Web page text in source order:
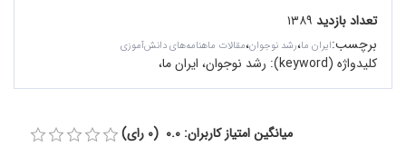
تعداد بازدید ۱۳۸۹
برچسب:ایران ما،رشد نوجوان،مقالات ماهنامه‌های دانش‌آموزی
کلیدواژه (keyword): رشد نوجوان، ایران ما،
میانگین امتیاز کاربران: 0.0 (0 رای)